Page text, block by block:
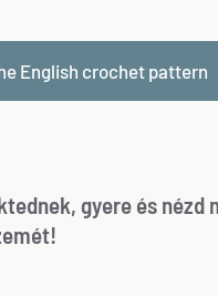
English crochet pattern
gyere és nézd